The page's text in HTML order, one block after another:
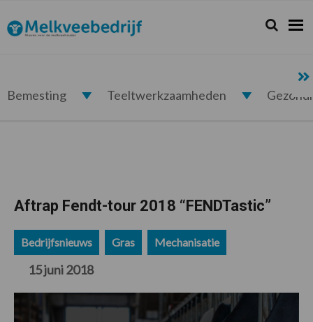
de
hoofdnavigatie
de
hoofd
de
eerste
de
voettekst
Melkveebedrijf.nl Zoeken...
Zoek
Bemesting Teeltwerkzaamheden
Aftrap Fendt-tour 2018 “FENDTastic”
Bedrijfsnieuws Gras Mechanisatie
15 juni 2018